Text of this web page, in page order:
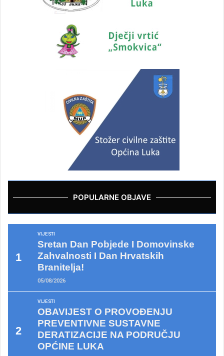
POPULARNE OBJAVE
VIJESTI
Sretan Dan Pobjede I Domovinske
Zahvalnosti I Dan Hrvatskih
Branitelja!
05/08/2026
VIJESTI
OBAVIJEST O PROVOĐENJU
PREVENTIVNE SUSTAVNE
DERATIZACIJE NA PODRUČJU
OPĆINE LUKA